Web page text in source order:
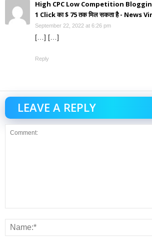
High CPC Low Competition
1 Click का $ 75 तक मिल सकता है - News
September 22, 2022 at 6:26 pm
[…] […]
Reply
LEAVE A REPLY